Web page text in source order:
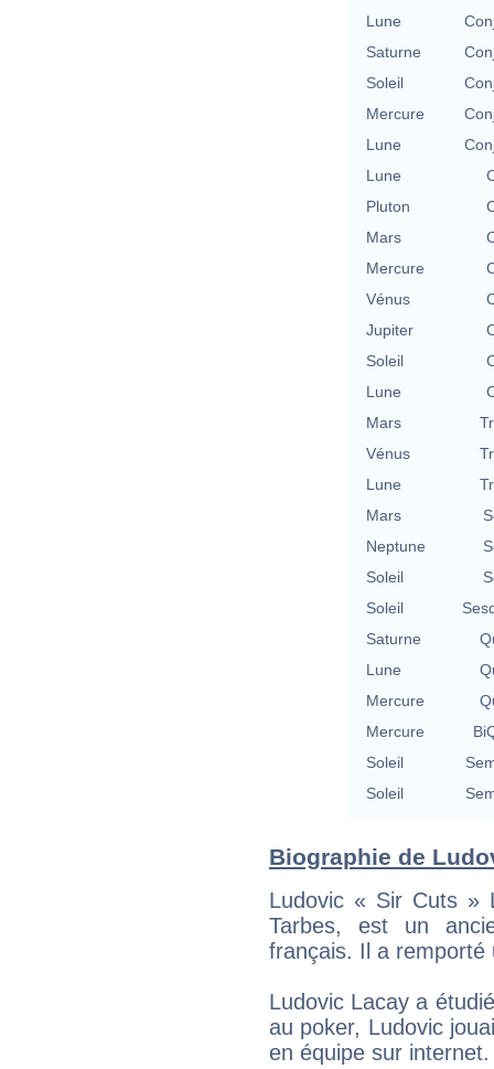
Lune
Saturne
Soleil
Mercure
Lune
Lune
Pluton
Mars
Mercure
Vénus
Jupiter
Soleil
Lune
Mars
Vénus
Lune
Mars
Neptune
Soleil
Soleil
Saturne
Lune
Mercure
Mercure
Soleil
Soleil
Biographie de
Ludovic « Sir Cuts »
Tarbes, est un
français. Il a remporté
Ludovic Lacay a
au poker, Ludovic
en équipe sur internet.